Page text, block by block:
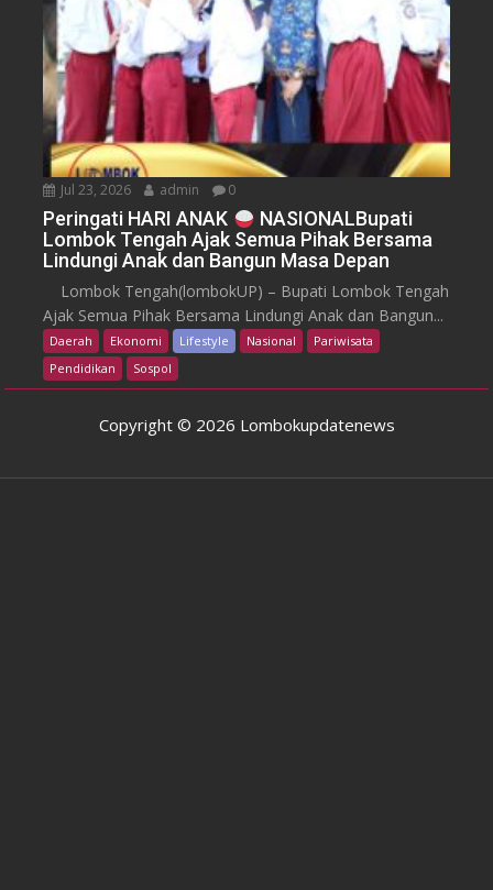
Jul 23, 2026 admin 0
Peringati HARI ANAK
NASIONALBupati
Lombok Tengah Ajak Semua Pihak Bersama
Lindungi Anak dan Bangun Masa Depan
Lombok Tengah(lombokUP) – Bupati Lombok Tengah
Ajak Semua Pihak Bersama Lindungi Anak dan Bangun...
Daerah Ekonomi Lifestyle Nasional
Pariwisata
Pendidikan
Sospol
Copyright © 2026 Lombokupdatenews